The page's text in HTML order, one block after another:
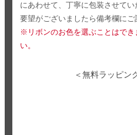
にあわせて、丁寧に包装させてい
要望がございましたら備考欄にご
※リボンのお色を選ぶことはでき
い。
＜無料ラッピン